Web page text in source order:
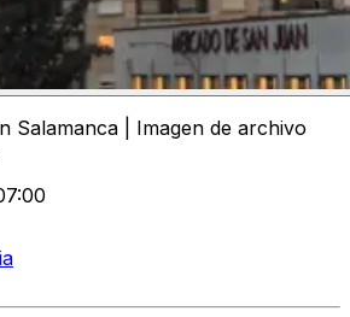
Salamanca | Imagen de archivo